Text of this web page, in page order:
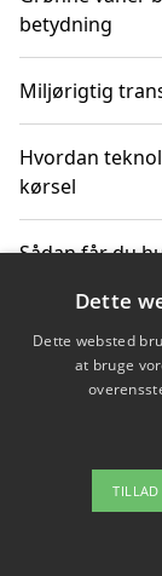
betydning
Miljørigtig
Hvordan
kørsel
Sådan får du
Sådan lærer
Gentofte
Dette
Dette websted
at bruge